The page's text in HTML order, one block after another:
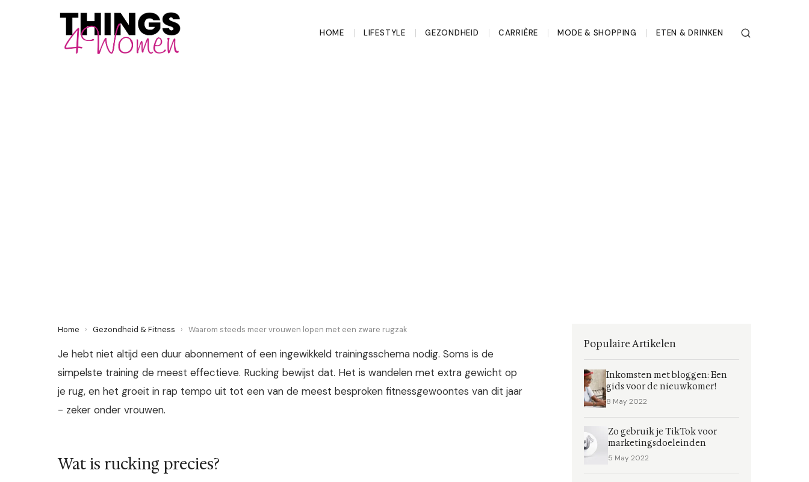
HOME LIFESTYLE GEZONDHEID CARRIÈRE MODE & SHOPPING ETEN & DRINKEN
Home › Gezondheid & Fitness › Waarom steeds meer vrouwen lopen met een zware rugzak
Je hebt niet altijd een duur abonnement of een ingewikkeld trainingsschema nodig. Soms is de
simpelste training de meest effectieve. Rucking bewijst dat. Het is wandelen met extra gewicht op
je rug, en het groeit in rap tempo uit tot een van de meest besproken fitnessgewoontes van dit jaar
- zeker onder vrouwen.
Wat is rucking precies?
Populaire Artikelen
Inkomsten met bloggen: Een
gids voor de nieuwkomer!
8 May 2022
Zo gebruik je TikTok voor
marketingsdoeleinden
5 May 2022